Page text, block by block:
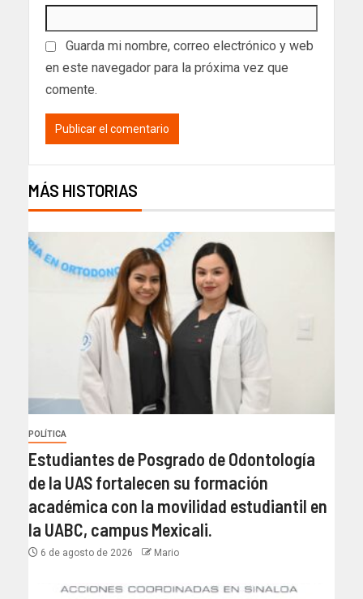
Guarda mi nombre, correo electrónico y web
en este navegador para la próxima vez que
comente.
MÁS HISTORIAS
POLÍTICA
Estudiantes de Posgrado de Odontología
de la UAS fortalecen su formación
académica con la movilidad estudiantil en
la UABC, campus Mexicali.
6 de agosto de 2026 Mario